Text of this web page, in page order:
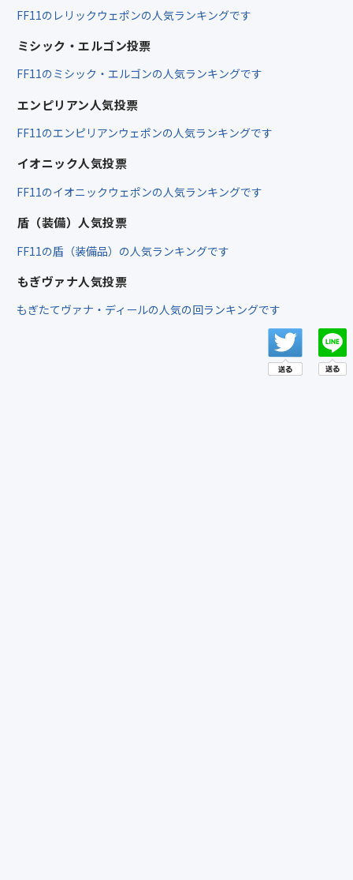
FF11のレリックウェポンの人気ランキングです
ミシック・エルゴン投票
FF11のミシック・エルゴンの人気ランキングです
エンピリアン人気投票
FF11のエンピリアンウェポンの人気ランキングです
イオニック人気投票
FF11のイオニックウェポンの人気ランキングです
盾（装備）人気投票
FF11の盾（装備品）の人気ランキングです
もぎヴァナ人気投票
もぎたてヴァナ・ディールの人気の回ランキングです